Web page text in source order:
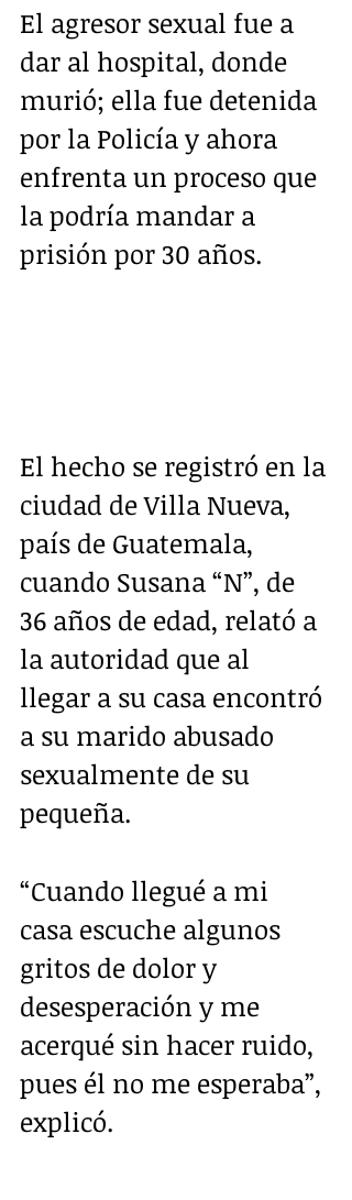
El agresor sexual fue a
dar al hospital, donde
murió; ella fue detenida
por la Policía y ahora
enfrenta un proceso que
la podría mandar a
prisión por 30 años.
El hecho se registró en la
ciudad de Villa Nueva,
país de Guatemala,
cuando Susana “N”, de
36 años de edad, relató a
la autoridad que al
llegar a su casa encontró
a su marido abusado
sexualmente de su
pequeña.
“Cuando llegué a mi
casa escuche algunos
gritos de dolor y
desesperación y me
acerqué sin hacer ruido,
pues él no me esperaba”,
explicó.